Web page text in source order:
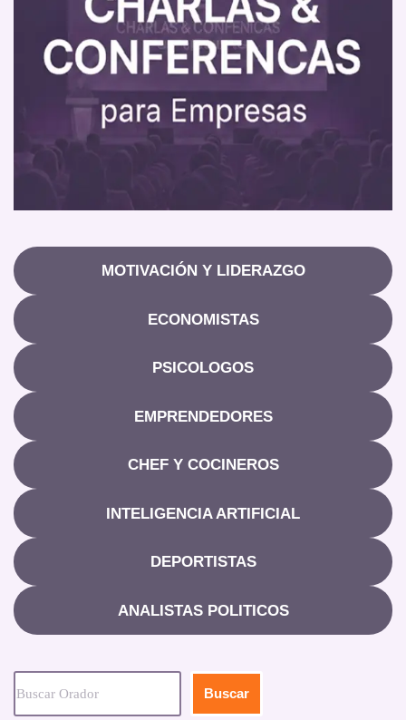
MOTIVACIÓN Y LIDERAZGO
ECONOMISTAS
PSICOLOGOS
EMPRENDEDORES
CHEF Y COCINEROS
INTELIGENCIA ARTIFICIAL
DEPORTISTAS
ANALISTAS POLITICOS
Buscar